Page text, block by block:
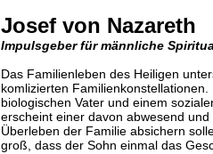
Josef von Nazareth
Impulsgeber für männliche
Das Familienleben des Heiligen
komlizierten
biologischen Vater und einem
erscheint einer davon abwesend
Überleben der Familie absichern
groß, dass der Sohn einmal das